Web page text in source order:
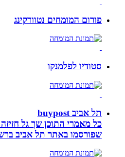
פורום המומחים נטוורקינג
סטודיו לפלמנקו
תל אביב buypost
שפורסמו באתר תל אביב ברשת mcity